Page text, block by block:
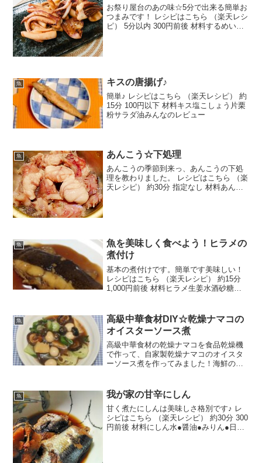
お祭り屋台のあの味☆5分で出来る簡単お
つまみです！ レシピはこちら （楽天レシ
ピ） 5分以内 300円前後 材料するめいか
魚 キスの唐揚げ♪
簡単♪ レシピはこちら （楽天レシピ） 約
15分 100円以下 材料キス塩こしょう片栗
粉サラダ油みんなのレビュー
魚 あんこう☆下処理
あんこうの季節到来っ、あんこうの下処
理を教わりました。 レシピはこちら （楽
天レシピ） 約30分 指定なし 材料あんこ
魚
魚を美味しく食べよう！ヒラメの
煮付け
基本の煮付けです。簡単です美味しい！
レシピはこちら （楽天レシピ） 約15分
1,000円前後 材料ヒラメ生姜水酒砂糖み
魚
高級中華食材DIY☆乾燥ナマコの
オイスターソース煮
高級中華食材の乾燥ナマコを食品乾燥機
で作って、自家製乾燥ナマコのオイスタ
ーソース煮を作ってみました！海鮮の旨
マコ干ししいたけタケノコ（水煮）ウズ
ラの卵（水煮...
魚 我が家の甘辛にしん
甘く煮たにしんは美味しさ格別です♪ レ
シピはこちら （楽天レシピ） 約30分 300
円前後 材料にしん水●醤油●みりん●日本